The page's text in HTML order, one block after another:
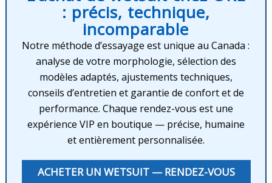
: précis, technique,
incomparable
Notre méthode d’essayage est unique au Canada :
analyse de votre morphologie, sélection des
modèles adaptés, ajustements techniques,
conseils d’entretien et garantie de confort et de
performance. Chaque rendez-vous est une
expérience VIP en boutique — précise, humaine
et entièrement personnalisée.
ACHETER UN WETSUIT — RENDEZ-VOUS